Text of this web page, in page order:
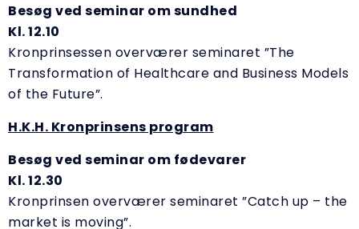
Besøg ved seminar om sundhed
Kl. 12.10
Kronprinsessen overværer seminaret ”The
Transformation of Healthcare and Business Models
of the Future”.
H.K.H. Kronprinsens program
Besøg ved seminar om fødevarer
Kl. 12.30
Kronprinsen overværer seminaret ”Catch up – the
market is moving”.